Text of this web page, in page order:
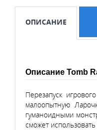
ОПИСАНИЕ
Описание Tomb
Перезапуск
малоопытную
гуманоидными
сможет